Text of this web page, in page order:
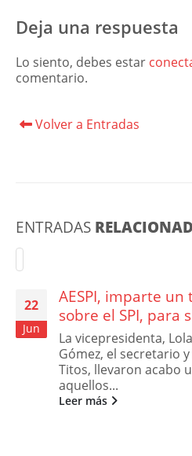
Deja una respuesta
Lo siento, debes estar
comentario.
Volver a Entradas
ENTRADAS
22
Jun
AESPI, imparte
sobre el SPI, para
La vicepresidenta,
Gómez, el secretario
Titos, llevaron acabo
aquellos...
Leer más